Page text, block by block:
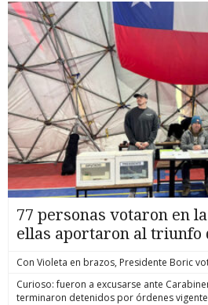
77 personas votaron en
ellas aportaron al triunfo
Con Violeta en brazos, Presidente Boric
Curioso: fueron a excusarse ante
terminaron detenidos por órdenes